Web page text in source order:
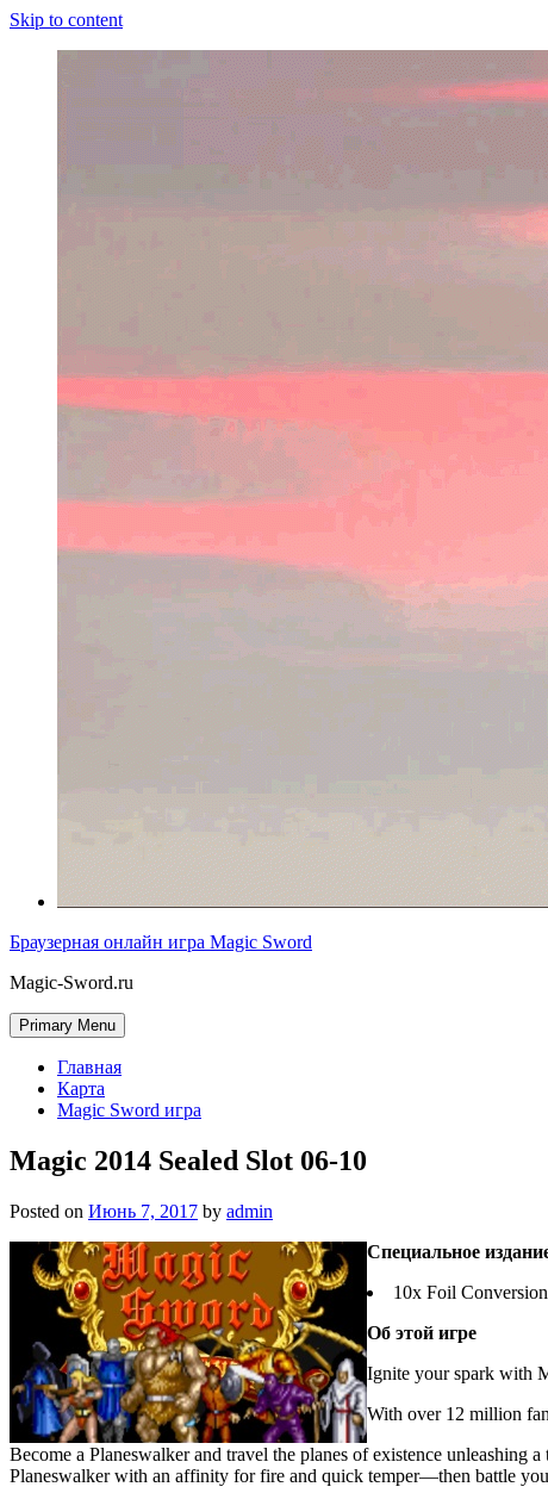
Skip to content
Браузерная онлайн игра Magic Sword
Magic-Sword.ru
Primary Menu
Главная
Карта
Magic Sword игра
Magic 2014 Sealed Slot 06-10
Posted on Июнь 7, 2017 by admin
Специальное
10x Foil
Об этой игре
Ignite your spark with
With over 12 million
Become a Planeswalker and travel the planes of existence
Planeswalker with an affinity for fire and quick temper—then battle